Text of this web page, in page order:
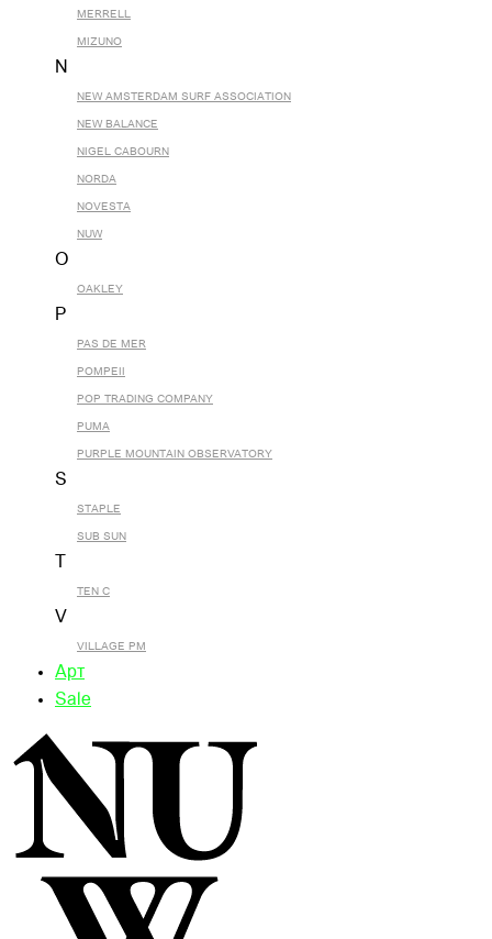
MERRELL
MIZUNO
N
NEW AMSTERDAM SURF ASSOCIATION
NEW BALANCE
NIGEL CABOURN
NORDA
NOVESTA
NUW
O
OAKLEY
P
PAS DE MER
POMPEII
POP TRADING COMPANY
PUMA
PURPLE MOUNTAIN OBSERVATORY
S
STAPLE
SUB SUN
TEN C
V
VILLAGE PM
Арт
Sale